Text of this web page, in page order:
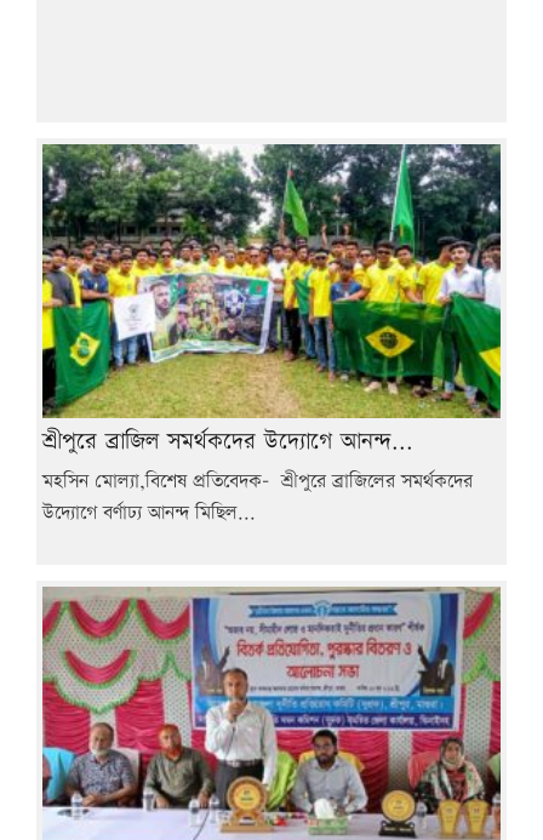
শ্রীপুরে ব্রাজিল সমর্থকদের উদ্যোগে আনন্দ...
মহসিন মোল্যা,বিশেষ প্রতিবেদক- শ্রীপুরে ব্রাজিলের সমর্থকদের
উদ্যোগে বর্ণাঢ্য আনন্দ মিছিল...